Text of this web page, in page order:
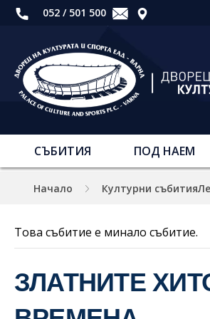
052 / 501 500
СЪБИТИЯ ПОД НАЕМ
Начало Културни
Това събитие е минало събитие.
ЗЛАТНИТЕ